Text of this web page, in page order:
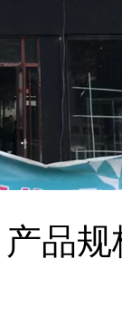
品